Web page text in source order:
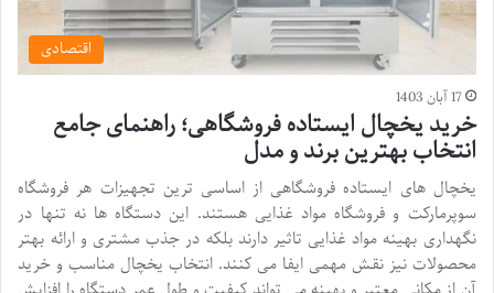
اقتصادی
17 آبان 1403
خرید یخچال ایستاده فروشگاهی؛ راهنمای جامع
انتخاب بهترین برند و مدل
یخچال های ایستاده فروشگاهی از اساسی ترین تجهیزات هر فروشگاه
سوپرمارکت و فروشگاه مواد غذایی هستند. این دستگاه ها نه تنها در
نگهداری بهینه مواد غذایی تاثیر دارند بلکه در جذب مشتری و ارائه بهتر
محصولات نیز نقش مهمی ایفا می کنند. انتخاب یخچال مناسب و خرید